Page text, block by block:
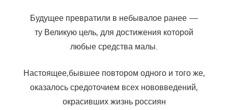
Будущее превратили в небывалое ранее —
ту Великую цель, для достижения которой
любые средства малы.
Настоящее,бывшее повтором одного и того же,
оказалось средоточием всех нововведений,
окрасивших жизнь россиян